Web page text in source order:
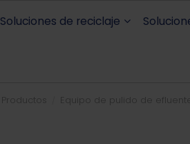
Soluciones de reciclaje
Productos Equipo de pulido de